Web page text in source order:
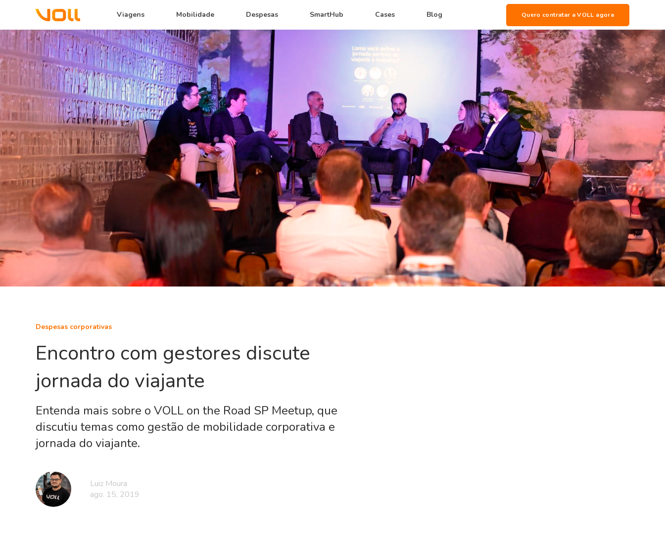
Viagens Mobilidade Despesas SmartHub Cases Blog Quero contratar a VOLL agora
Despesas corporativas
Encontro com gestores discute
jornada do viajante
Entenda mais sobre o VOLL on the Road SP Meetup, que
discutiu temas como gestão de mobilidade corporativa e
jornada do viajante.
Luiz Moura
ago. 15, 2019